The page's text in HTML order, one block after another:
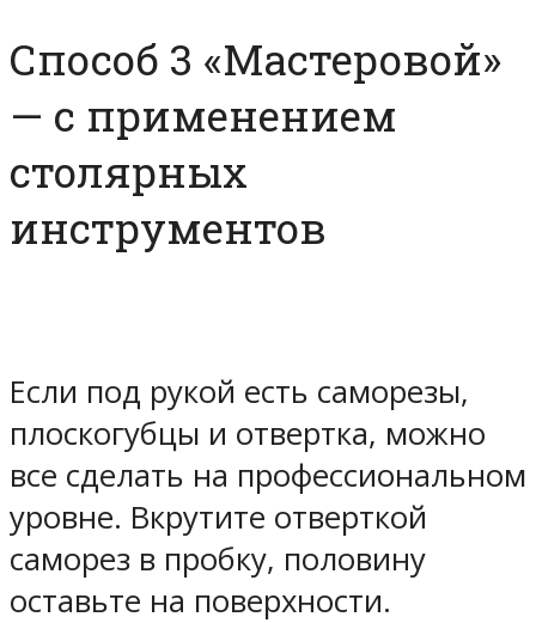
Способ 3 «Мастеровой»
— с применением
столярных
инструментов
Если под рукой есть саморезы,
плоскогубцы и отвертка, можно
все сделать на профессиональном
уровне. Вкрутите отверткой
саморез в пробку, половину
оставьте на поверхности.